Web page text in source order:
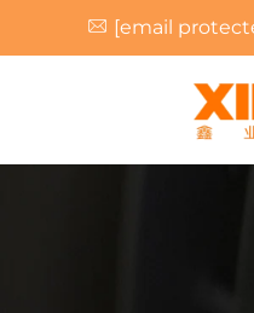
[email